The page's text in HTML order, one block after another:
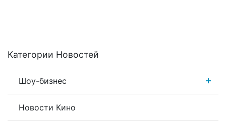
Категории Новостей
Шоу-бизнес
Новости Кино